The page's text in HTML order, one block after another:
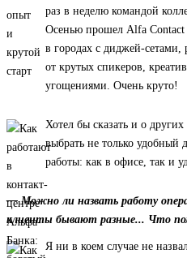
раз в неделю командой
Осенью прошел Alfa Contact
в городах с диджей-
от крутых спикеров,
угощениями. Очень круто!
Хотел бы сказать и о
выбрать не только удобный
работы: как в офисе, так и
— Можно ли назвать работу
клиенты бывают разные... Что
Я ни в коем случае не